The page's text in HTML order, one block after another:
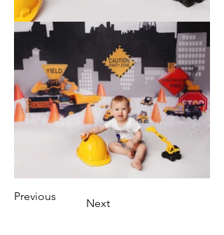
Previous
Next